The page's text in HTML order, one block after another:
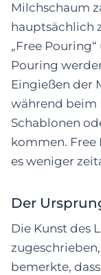
Milchschaum
hauptsächlich
„Free
Pouring
Eingießen der
während beim
Schablonen
kommen. Free
es weniger
Der
Die Kunst des
bemerkte,